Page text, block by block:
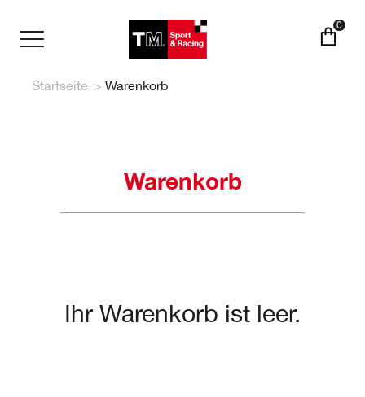
InhaltToggle
navigation
0
Startseite Warenkorb
Warenkorb
Ihr Warenkorb ist leer.